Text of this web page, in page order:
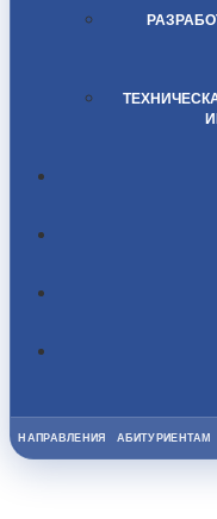
НАПРАВЛЕНИЯ АБИТУРИЕНТАМ